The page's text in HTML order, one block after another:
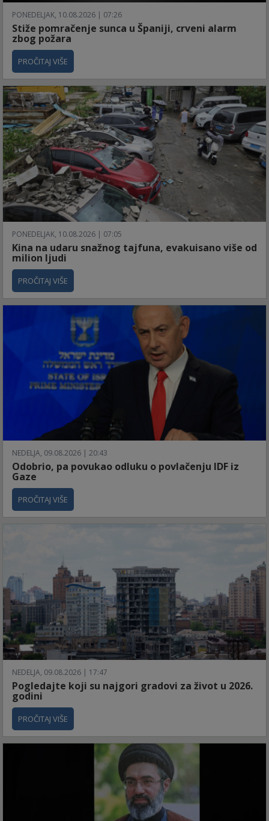
PONEDELJAK, 10.08.2026 | 07:26
Stiže pomračenje sunca u Španiji, crveni alarm
zbog požara
PROČITAJ VIŠE
PONEDELJAK, 10.08.2026 | 07:05
Kina na udaru snažnog tajfuna, evakuisano više od
milion ljudi
PROČITAJ VIŠE
NEDELJA, 09.08.2026 | 20:43
Odobrio, pa povukao odluku o povlačenju IDF iz
Gaze
PROČITAJ VIŠE
NEDELJA, 09.08.2026 | 17:47
Pogledajte koji su najgori gradovi za život u 2026.
godini
PROČITAJ VIŠE